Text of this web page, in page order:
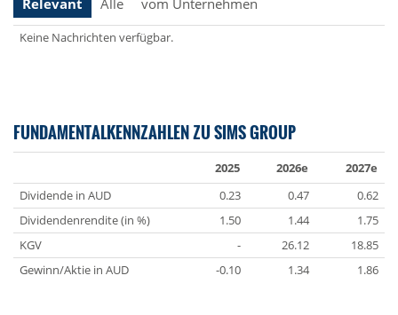
Relevant Alle vom Unternehmen
Keine Nachrichten verfügbar.
FUNDAMENTALKENNZAHLEN ZU SIMS GROUP
2025 2026e
2027e
Dividende in AUD
0.23 0.47
0.62
Dividendenrendite (in %)
1.50 1.44
1.75
KGV
- 26.12
18.85
Gewinn/Aktie in AUD
-0.10 1.34 1.86